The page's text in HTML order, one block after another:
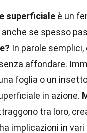
superficiale è un
anche se spesso
In parole
affondare.
foglia o un
in azione.
tra loro,
implicazioni in vari